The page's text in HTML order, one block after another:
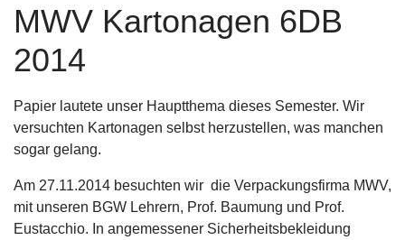
MWV Kartonagen 6DB
2014
Papier lautete unser Hauptthema dieses Semester. Wir
versuchten Kartonagen selbst herzustellen, was manchen
sogar gelang.
Am 27.11.2014 besuchten wir die Verpackungsfirma MWV,
mit unseren BGW Lehrern, Prof. Baumung und Prof.
Eustacchio. In angemessener Sicherheitsbekleidung